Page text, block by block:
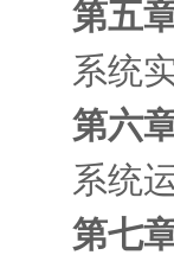
第五
系统
第六
系统
第七